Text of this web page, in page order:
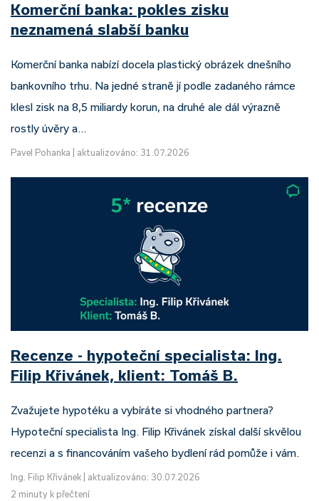
Komerční banka: pokles zisku
neznamená slabší banku
Komerční banka nabízí docela plastický obrázek dnešního
bankovního trhu. Na jedné straně jí podle zadaného rámce
klesl zisk na 8,5 miliardy korun, na druhé ale dál výrazně
rostly úvěry a…
Pavel Pohanka aktualizováno: 31.07.2026
Recenze - hypoteční specialista: Ing.
Filip Křivánek, klient: Tomáš B.
Zvažujete hypotéku a vybíráte si vhodného partnera?
Hypoteční specialista Ing. Filip Křivánek získal další skvělou
recenzi a s financováním vašeho bydlení rád pomůže i vám.
Ing. Filip Křivánek
aktualizováno: 30.07.2026
2 minuty k přečtení